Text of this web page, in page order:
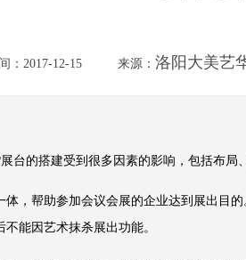
：2017-12-15 来源： 洛阳大美艺
台的搭建受到很多因素的影响，包括布局
帮助参加会议会展的企业达到展出目的
能因艺术抹杀展出功能。